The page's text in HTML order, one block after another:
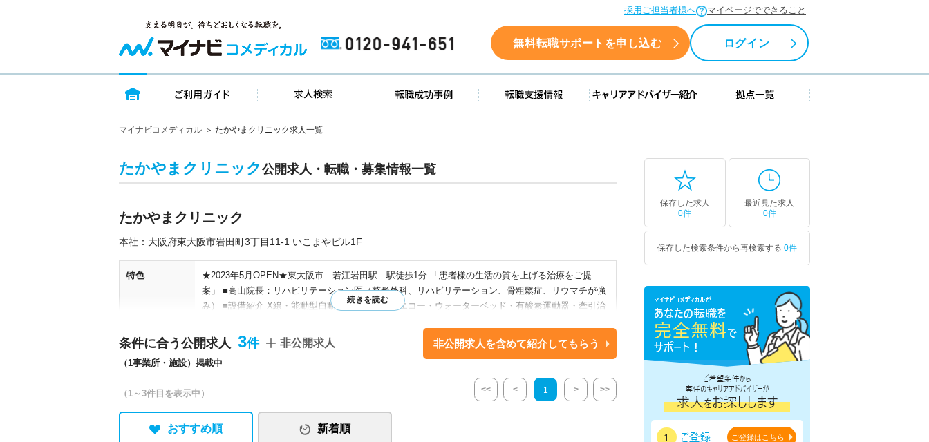
採用ご担当者様へ マイページでできること
0120-941-651 無料転職サポートを申し込む ログイン
トップページ ご利用ガイド 求人検索 転職成功事例 転職支援情報 キャリアアドバイザー紹介 拠点一覧
マイナビコメディカル たかやまクリニック求人一覧
たかやまクリニック 公開求人・転職・募集情報一覧
たかやまクリニック
本社：大阪府東大阪市岩田町3丁目11-1 いこまやビル1F
特色
★2023年5月OPEN★東大阪市 若江岩田駅 駅徒歩1分 「患者様の生活の質を上げる治療をご提
案」 ■高山院長：リハビリテーション医（整形外科、リハビリテーション、骨粗鬆症、リウマチが強
み） ■設備紹介 X線・能動型自動間欠牽引装置・エコー・ウォーターベッド・有酸素運動器・牽引治
器・電気刺激装置・エアマッサージ器
条件に合う公開求人 3
（1事業所・施設）掲載中
非公開求人 非公開求人を含めて紹介してもらう
（1～3件目を表示中） << < 1 > >>
おすすめ順 新着順
保存した求人
0件
最近見た求人
0件
保存した検索条件から再検索する 0件
ご登録はこちら